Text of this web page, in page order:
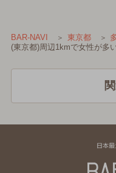
BAR-NAVI 東京都
(東京都)周辺1kmで女性が多